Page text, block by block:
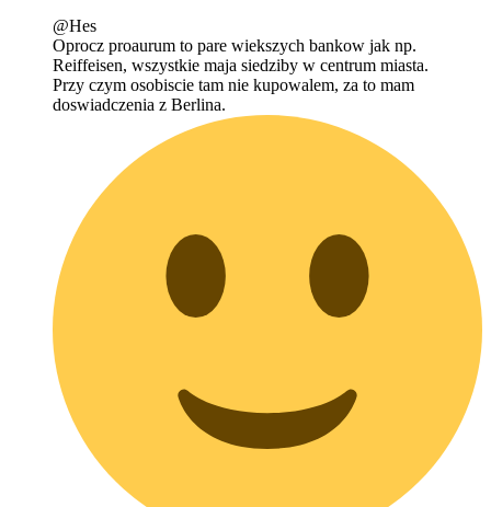
@Hes
Oprocz proaurum to pare wiekszych bankow jak np.
Reiffeisen, wszystkie maja siedziby w centrum miasta.
Przy czym osobiscie tam nie kupowalem, za to mam
doswiadczenia z Berlina.